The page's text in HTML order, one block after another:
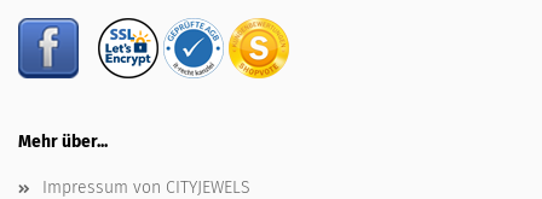
Mehr über...
Impressum von CITYJEWELS